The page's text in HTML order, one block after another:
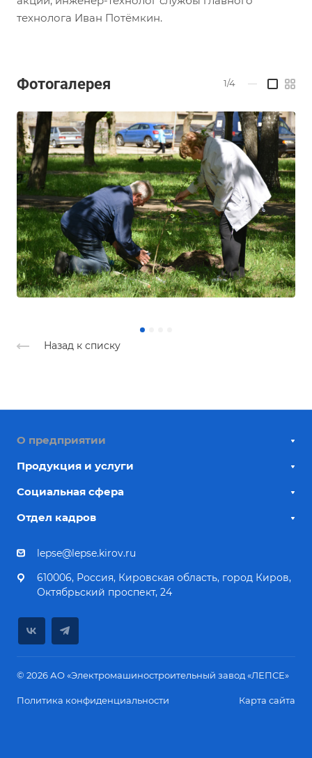
технолога Иван Потёмкин.
Фотогалерея 1/4 —
Назад к списку
О предприятии
Продукция и услуги
Социальная сфера
Отдел кадров
lepse@lepse.kirov.ru
610006, Россия, Кировская область, город Киров,
Октябрьский проспект, 24
© 2026 АО «Электромашиностроительный завод «ЛЕПСЕ»
Политика конфиденциальности Карта сайта